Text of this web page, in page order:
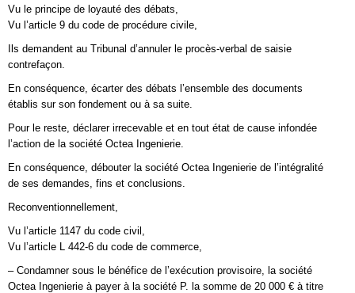
Vu le principe de loyauté des débats,
Vu l’article 9 du code de procédure civile,
Ils demandent au Tribunal d’annuler le procès-verbal de saisie
contrefaçon.
En conséquence, écarter des débats l’ensemble des documents
établis sur son fondement ou à sa suite.
Pour le reste, déclarer irrecevable et en tout état de cause infondée
l’action de la société Octea Ingenierie.
En conséquence, débouter la société Octea Ingenierie de l’intégralité
de ses demandes, fins et conclusions.
Reconventionnellement,
Vu l’article 1147 du code civil,
Vu l’article L 442-6 du code de commerce,
– Condamner sous le bénéfice de l’exécution provisoire, la société
Octea Ingenierie à payer à la société P. la somme de 20 000 € à titre